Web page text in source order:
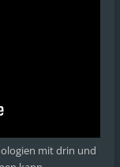
mit drin und